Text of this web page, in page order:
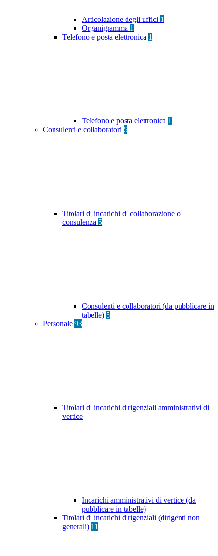
Articolazione degli uffici 1
Organigramma 1
Telefono e posta elettronica 1
Telefono e posta elettronica 1
Consulenti e collaboratori 5
Titolari di incarichi di collaborazione o
consulenza 5
Consulenti e collaboratori (da pubblicare in
tabelle) 5
Personale 93
Titolari di incarichi dirigenziali amministrativi di
vertice
Incarichi amministrativi di vertice (da
pubblicare in tabelle)
Titolari di incarichi dirigenziali (dirigenti non
generali) 11